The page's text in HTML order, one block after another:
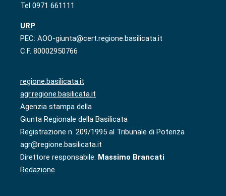
Tel 0971 661111
URP
PEC: AOO-giunta@cert.regione.basilicata.it
C.F. 80002950766
regione.basilicata.it
agr.regione.basilicata.it
Agenzia stampa della
Giunta Regionale della Basilicata
Registrazione n. 209/1995 al Tribunale di Potenza
agr@regione.basilicata.it
Direttore responsabile: Massimo Brancati
Redazione